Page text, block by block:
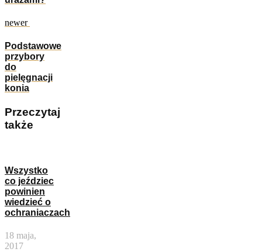
newer
Podstawowe
przybory
do
pielęgnacji
konia
Przeczytaj
także
Wszystko
co jeździec
powinien
wiedzieć o
ochraniaczach
18 maja,
2017